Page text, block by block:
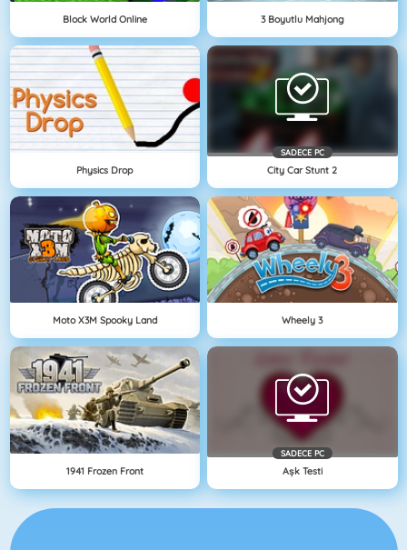
Block World Online 3 Boyutlu Mahjong
Physics Drop
SADECE PC
City Car Stunt 2
Moto X3M Spooky Land Wheely 3
1941 Frozen Front
SADECE PC
Aşk Testi